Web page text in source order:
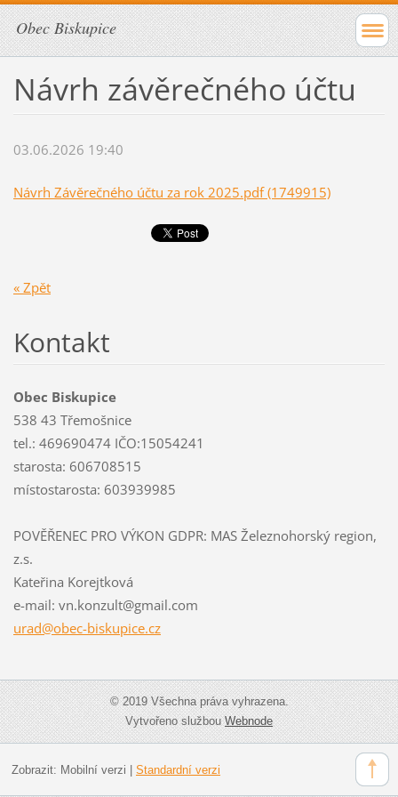
Obec Biskupice
Návrh závěrečného účtu
03.06.2026 19:40
Návrh Závěrečného účtu za rok 2025.pdf (1749915)
« Zpět
Kontakt
Obec Biskupice
538 43 Třemošnice
tel.: 469690474 IČO:15054241
starosta: 606708515
místostarosta: 603939985
POVĚŘENEC PRO VÝKON GDPR: MAS Železnohorský region,
z.s.
Kateřina Korejtková
e-mail: vn.konzult@gmail.com
urad@obec-biskupice.cz
© 2019 Všechna práva vyhrazena.
Vytvořeno službouWebnode
Zobrazit: Mobilní verzi Standardní verzi